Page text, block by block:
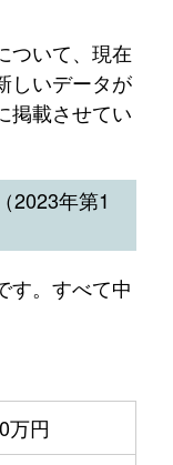
ついて、現在
しいデータが
掲載させてい
2023年第1
す。すべて中
万円